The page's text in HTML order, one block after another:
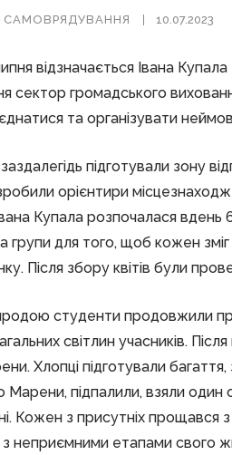
САМОВРЯДУВАННЯ 10.07.2023
відзначається Івана
сектор громадського
та організувати
підготували зону
орієнтири
Купала розпочалася
групи для того, щоб кожен
Після збору квітів були
студенти продовжили
світлин учасників.
Хлопці підготували
Марени, підпалили, взяли
Кожен з присутніх
з неприємними етапами свого